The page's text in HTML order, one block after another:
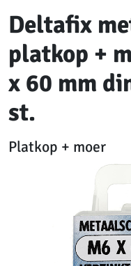
Deltafix
platkop +
x 60 mm
st.
Platkop + moer